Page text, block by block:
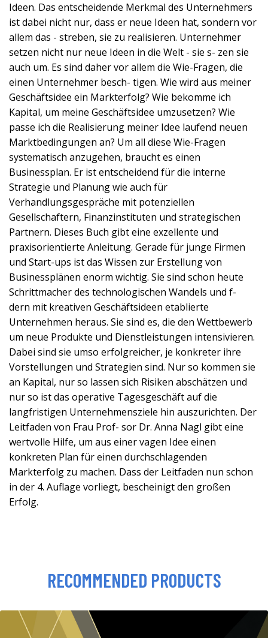
Ideen. Das entscheidende Merkmal des Unternehmers
ist dabei nicht nur, dass er neue Ideen hat, sondern vor
allem das - streben, sie zu realisieren. Unternehmer
setzen nicht nur neue Ideen in die Welt - sie s- zen sie
auch um. Es sind daher vor allem die Wie-Fragen, die
einen Unternehmer besch- tigen. Wie wird aus meiner
Geschäftsidee ein Markterfolg? Wie bekomme ich
Kapital, um meine Geschäftsidee umzusetzen? Wie
passe ich die Realisierung meiner Idee laufend neuen
Marktbedingungen an? Um all diese Wie-Fragen
systematisch anzugehen, braucht es einen
Businessplan. Er ist entscheidend für die interne
Strategie und Planung wie auch für
Verhandlungsgespräche mit potenziellen
Gesellschaftern, Finanzinstituten und strategischen
Partnern. Dieses Buch gibt eine exzellente und
praxisorientierte Anleitung. Gerade für junge Firmen
und Start-ups ist das Wissen zur Erstellung von
Businessplänen enorm wichtig. Sie sind schon heute
Schrittmacher des technologischen Wandels und f-
dern mit kreativen Geschäftsideen etablierte
Unternehmen heraus. Sie sind es, die den Wettbewerb
um neue Produkte und Dienstleistungen intensivieren.
Dabei sind sie umso erfolgreicher, je konkreter ihre
Vorstellungen und Strategien sind. Nur so kommen sie
an Kapital, nur so lassen sich Risiken abschätzen und
nur so ist das operative Tagesgeschäft auf die
langfristigen Unternehmensziele hin auszurichten. Der
Leitfaden von Frau Prof- sor Dr. Anna Nagl gibt eine
wertvolle Hilfe, um aus einer vagen Idee einen
konkreten Plan für einen durchschlagenden
Markterfolg zu machen. Dass der Leitfaden nun schon
in der 4. Auflage vorliegt, bescheinigt den großen
Erfolg.
RECOMMENDED PRODUCTS